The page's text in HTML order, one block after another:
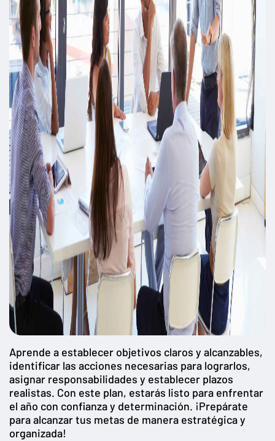
Aprende a establecer objetivos claros y alcanzables,
identificar las acciones necesarias para lograrlos,
asignar responsabilidades y establecer plazos
realistas. Con este plan, estarás listo para enfrentar
el año con confianza y determinación. ¡Prepárate
para alcanzar tus metas de manera estratégica y
organizada!